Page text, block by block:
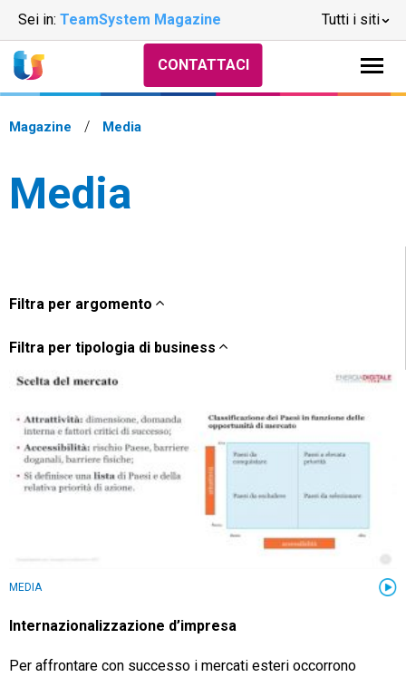
Sei in: TeamSystem Magazine Tutti i siti
Email Marketing
Fatturazione
Financial Solutions
CONTATTACI
Magazine Media
Media
Filtra per argomento
Filtra per tipologia di business
MEDIA
Internazionalizzazione d’impresa
Per affrontare con successo i mercati esteri occorrono